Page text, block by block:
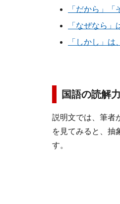
「だから」
「なぜなら
「しかし」
国語の読解
説明文では、筆者
を見てみると、抽
す。